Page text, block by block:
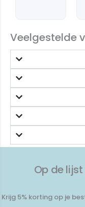
Veelgestelde
Op de
Krijg 5% korting op je